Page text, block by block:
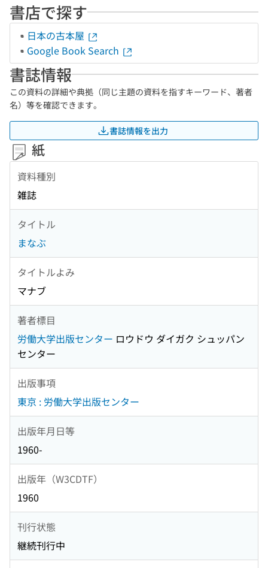
書店で探す
日本の古本屋
Google Book Search
書誌情報
この資料の詳細や典拠（同じ主題の資料を指すキーワード、著者
名）等を確認できます。
書誌情報を出力
紙
資料種別
雑誌
タイトル
まなぶ
タイトルよみ
マナブ
著者標目
労働大学出版センター ロウドウ ダイガク シュッパン
センター
出版事項
東京 : 労働大学出版センター
出版年月日等
1960-
出版年（W3CDTF）
1960
刊行状態
継続刊行中